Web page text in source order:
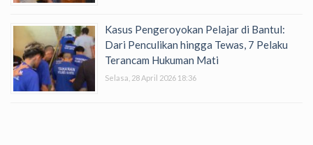
Kasus Pengeroyokan Pelajar di Bantul:
Dari Penculikan hingga Tewas, 7 Pelaku
Terancam Hukuman Mati
Selasa, 28 April 2026 18:36